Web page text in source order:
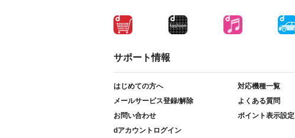
サポート情報
はじめての方へ
対応機種一覧
メールサービス登録/解除
よくある質問
お問い合わせ
ポイント表示設定
dアカウントログイン